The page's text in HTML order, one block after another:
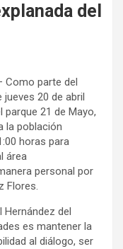
del
Como parte del
20 de abril
parque 21 de Mayo,
la población
horas para
área
personal por
Flores.
del
es mantener la
al diálogo, ser